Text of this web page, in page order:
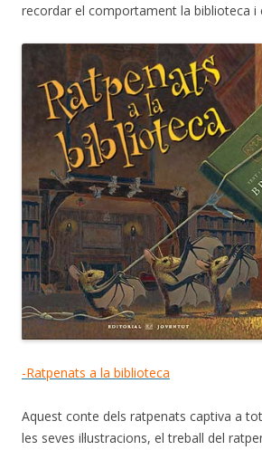
recordar el comportament la biblioteca i
-Ratpenats a la biblioteca
Aquest conte dels ratpenats captiva a
les seves il·lustracions, el treball del